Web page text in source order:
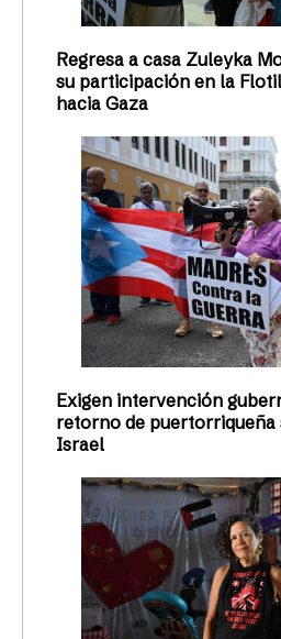
Regresa a casa Zuleyka
su participación en la
hacia Gaza
Exigen intervención
retorno de puertorriqueña
Israel